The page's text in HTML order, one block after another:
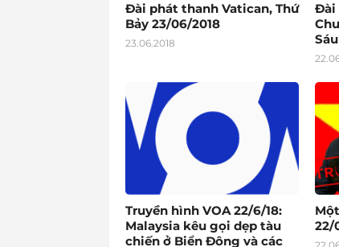
Đài phát thanh Vatican, Thứ
Bảy 23/06/2018
23.06.2018
Đài
Truyền hình VOA 22/6/18:
Malaysia kêu gọi dẹp tàu
chiến ở Biển Đông và các
22/